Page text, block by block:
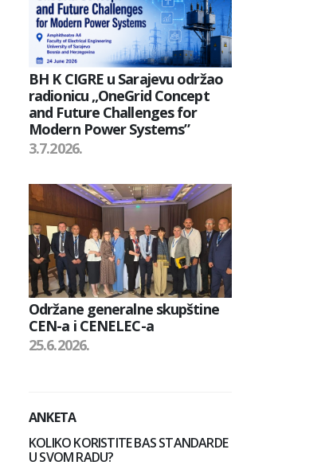
BH K CIGRE u Sarajevu održao
radionicu „OneGrid Concept
and Future Challenges for
Modern Power Systems”
3.7.2026.
Održane generalne skupštine
CEN-a i CENELEC-a
25.6.2026.
ANKETA
KOLIKO KORISTITE BAS STANDARDE
U SVOM RADU?